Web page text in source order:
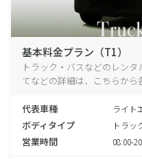
基本料金プラン（T1）
トラック・バスなどのレン
てなどの詳細は、こちらから
代表車種 ライト
ボディタイプ トラッ
営業時間 08:00-